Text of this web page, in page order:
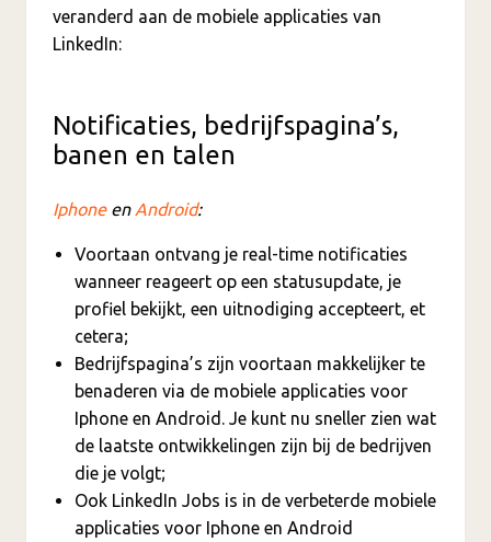
veranderd aan de mobiele applicaties van
LinkedIn:
Notificaties, bedrijfspagina’s,
banen en talen
Iphoneen Android:
Voortaan ontvang je real-time notificaties
wanneer reageert op een statusupdate, je
profiel bekijkt, een uitnodiging accepteert, et
cetera;
Bedrijfspagina’s zijn voortaan makkelijker te
benaderen via de mobiele applicaties voor
Iphone en Android. Je kunt nu sneller zien wat
de laatste ontwikkelingen zijn bij de bedrijven
die je volgt;
Ook LinkedIn Jobs is in de verbeterde mobiele
applicaties voor Iphone en Android